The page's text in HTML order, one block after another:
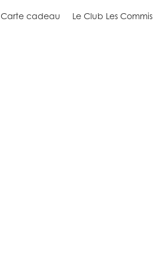
Carte cadeau Le Club Les Commis